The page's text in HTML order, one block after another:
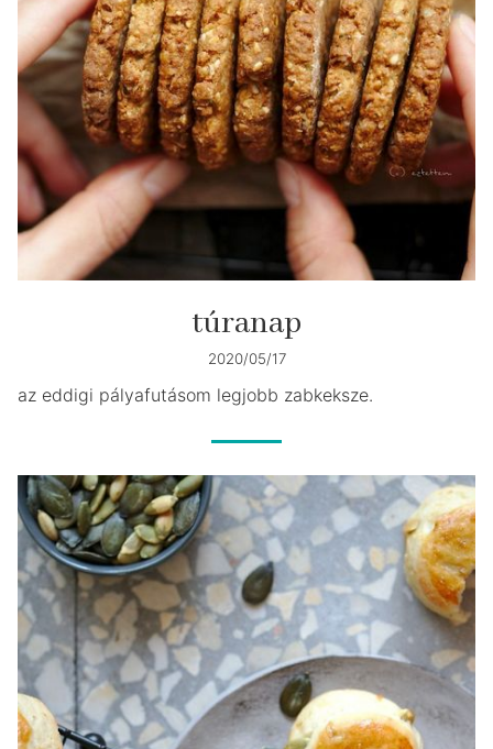
túranap
2020/05/17
az eddigi pályafutásom legjobb zabkeksze.